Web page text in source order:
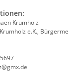
Krumholz
e.K.,